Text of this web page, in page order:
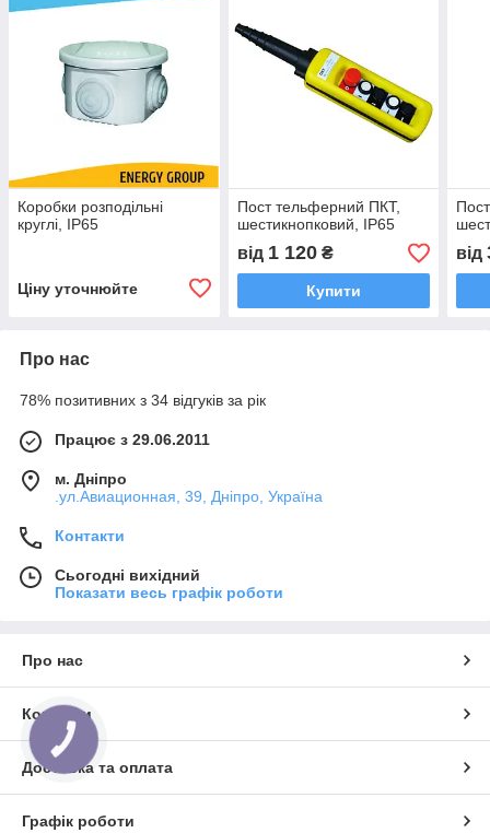
Коробки розподільні
круглі, IP65
Ціну уточнюйте
Пост тельферний ПКТ,
шестикнопковий, IP65
від 1 120₴
Купити
від
Про нас
78% позитивних з 34 відгуків за рік
Працює з 29.06.2011
м. Дніпро
.ул.Авиационная, 39, Дніпро, Україна
Контакти
Сьогодні вихідний
Показати весь графік роботи
Про нас
Контакти
Доставка та оплата
Графік роботи
КНОПКА
ЗВ'ЯЗКУ